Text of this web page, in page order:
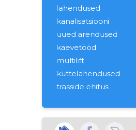
lahendused
kanalisatsiooni
uued arendused
kaevetööd
multilift
küttelahendused
trasside ehitus
sanitaartehnilised tööd